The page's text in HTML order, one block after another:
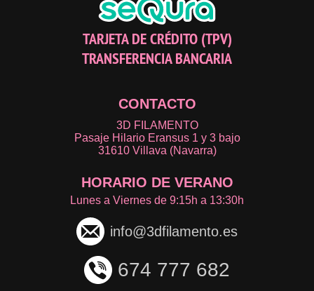
TARJETA DE CRÉDITO (TPV)
TRANSFERENCIA BANCARIA
CONTACTO
3D FILAMENTO
Pasaje Hilario Eransus 1 y 3 bajo
31610 Villava (Navarra)
HORARIO DE VERANO
Lunes a Viernes de 9:15h a 13:30h
info@3dfilamento.es
674 777 682